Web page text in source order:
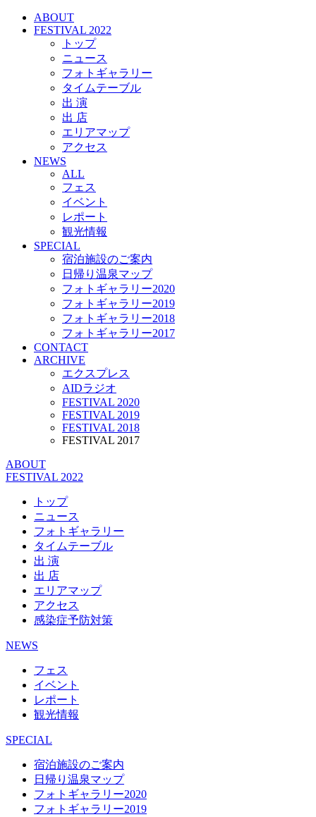
ABOUT
FESTIVAL 2022
トップ
ニュース
フォトギャラリー
タイムテーブル
出 演
出 店
エリアマップ
アクセス
NEWS
ALL
フェス
イベント
レポート
観光情報
SPECIAL
宿泊施設のご案内
日帰り温泉マップ
フォトギャラリー2020
フォトギャラリー2019
フォトギャラリー2018
フォトギャラリー2017
CONTACT
ARCHIVE
エクスプレス
AIDラジオ
FESTIVAL 2020
FESTIVAL 2019
FESTIVAL 2018
FESTIVAL 2017
ABOUT
FESTIVAL 2022
トップ
ニュース
フォトギャラリー
タイムテーブル
出 演
出 店
エリアマップ
アクセス
感染症予防対策
NEWS
フェス
イベント
レポート
観光情報
SPECIAL
宿泊施設のご案内
日帰り温泉マップ
フォトギャラリー2020
フォトギャラリー2019